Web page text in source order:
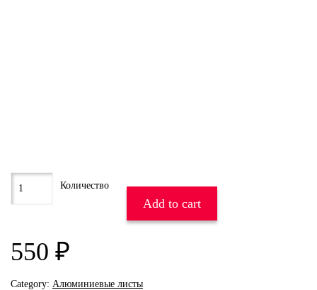
550 ₽
Add to cart
Category: Алюминиевые листы